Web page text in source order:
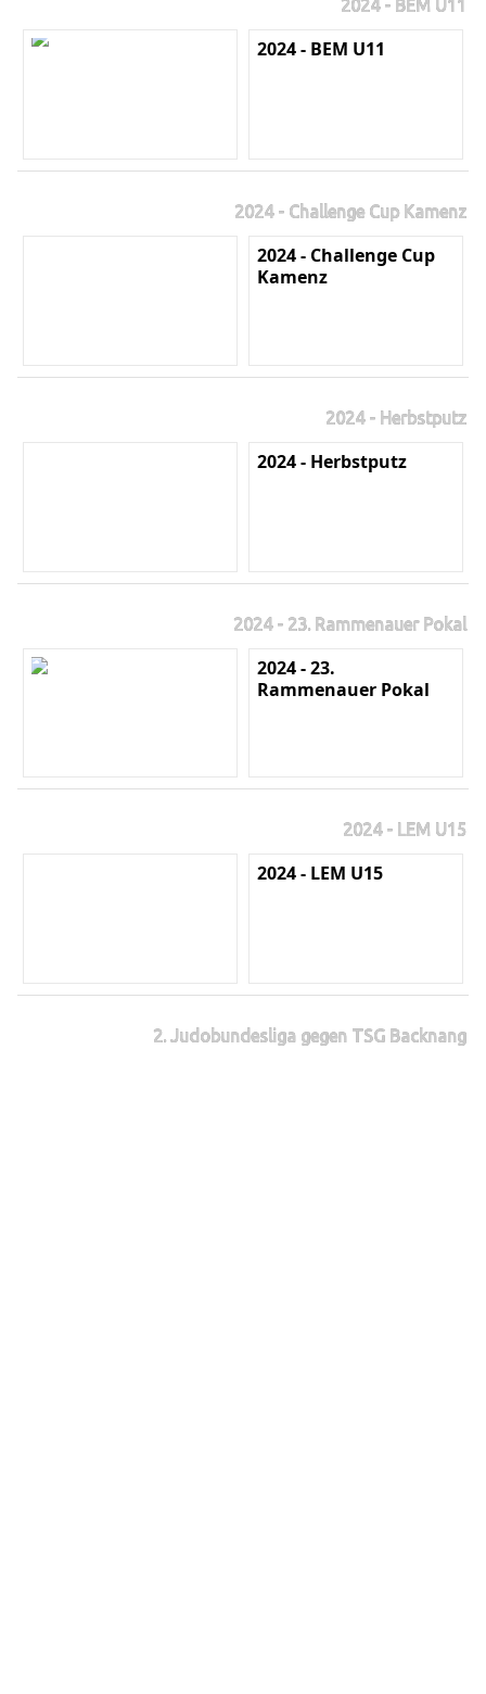
2024 - BEM U11
2024 - BEM U11
2024 - Challenge Cup Kamenz
2024 - Challenge Cup
Kamenz
2024 - Herbstputz
2024 - Herbstputz
2024 - 23. Rammenauer Pokal
2024 - 23.
Rammenauer Pokal
2024 - LEM U15
2024 - LEM U15
2. Judobundesliga gegen TSG Backnang